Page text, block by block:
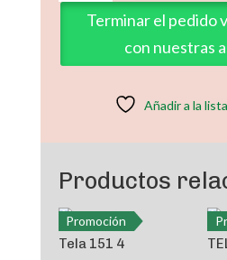
cantidad
Terminar el pedido
con nuestras
Añadir a la
Productos
Promoción
Tela 151 4